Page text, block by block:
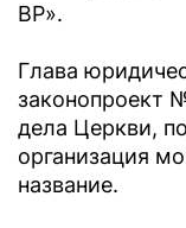
ВР».
Глава
законопроект
дела Церкви,
организация
название.